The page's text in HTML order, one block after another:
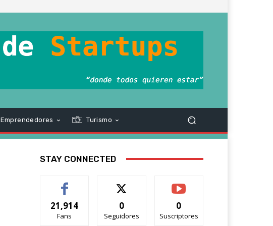
Emprendedores Turismo
STAY CONNECTED
21,914
Fans
0
Seguidores
0
Suscriptores